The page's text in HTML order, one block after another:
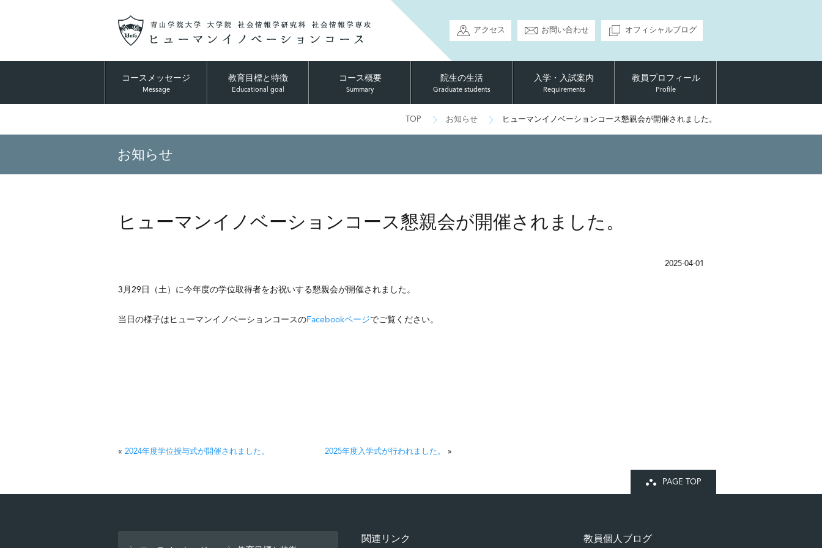
アクセス お問い合わせ オフィシャルブログ
コースメッセージ
Message
教育目標と特徴
Educational goal
コース概要
Summary
院生の生活
Graduate students
入学・入試案内
Requirements
教員プロフィール
Profile
TOP お知らせ ヒューマンイノベーションコース懇親会が開催されました。
お知らせ
ヒューマンイノベーションコース懇親会が開催されました。
2025-04-01
3月29日（土）に今年度の学位取得者をお祝いする懇親会が開催されました。
当日の様子はヒューマンイノベーションコースのFacebookページでご覧ください。
« 2024年度学位授与式が開催されました。 2025年度入学式が行われました。 »
PAGE TOP
関連リンク 教員個人ブログ